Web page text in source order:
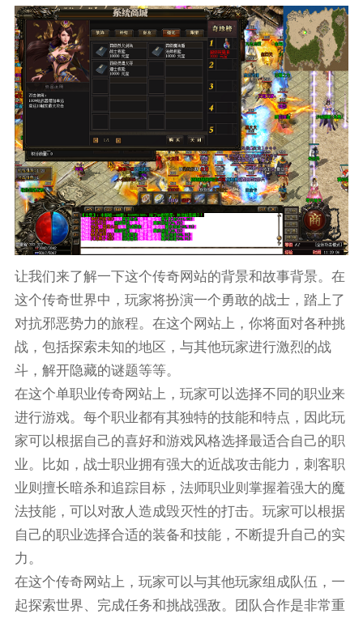
让我们来了解一下这个传奇网站的背景和故事背景。在
这个传奇世界中，玩家将扮演一个勇敢的战士，踏上了
对抗邪恶势力的旅程。在这个网站上，你将面对各种挑
战，包括探索未知的地区，与其他玩家进行激烈的战
斗，解开隐藏的谜题等等。
在这个单职业传奇网站上，玩家可以选择不同的职业来
进行游戏。每个职业都有其独特的技能和特点，因此玩
家可以根据自己的喜好和游戏风格选择最适合自己的职
业。比如，战士职业拥有强大的近战攻击能力，刺客职
业则擅长暗杀和追踪目标，法师职业则掌握着强大的魔
法技能，可以对敌人造成毁灭性的打击。玩家可以根据
自己的职业选择合适的装备和技能，不断提升自己的实
力。
在这个传奇网站上，玩家可以与其他玩家组成队伍，一
起探索世界、完成任务和挑战强敌。团队合作是非常重